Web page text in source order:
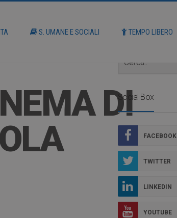
S. UMANE E SOCIALI TEMPO LIBERO
DISocial Box
FACEBOOK
TWITTER
LINKEDIN
YOUTUBE